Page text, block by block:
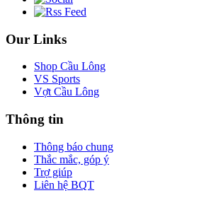
Our Links
Shop Cầu Lông
VS Sports
Vợt Cầu Lông
Thông tin
Thông báo chung
Thắc mắc, góp ý
Trợ giúp
Liên hệ BQT